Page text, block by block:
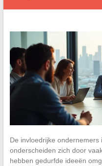
De invloedrijke ondernemers
onderscheiden zich door
hebben gedurfde ideeën